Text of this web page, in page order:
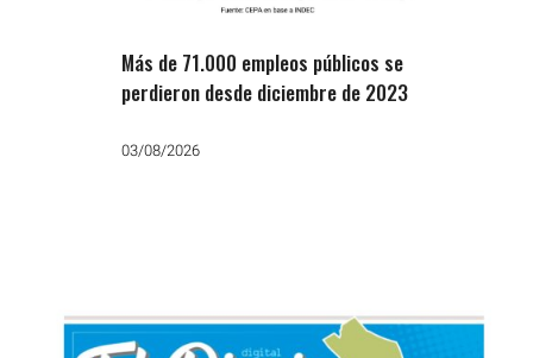
Más de 71.000 empleos públicos se
perdieron desde diciembre de 2023
03/08/2026